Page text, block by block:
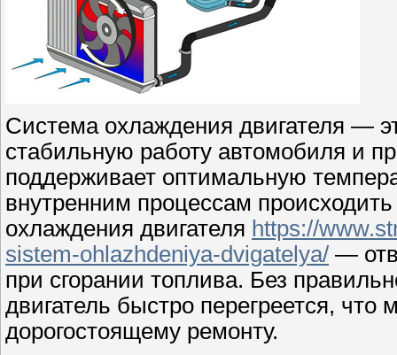
Система охлаждения двигателя —
стабильную работу автомобиля и
поддерживает оптимальную
внутренним процессам
охлаждения двигателя https://
sistem-ohlazhdeniya-dvigatelya/ —
при сгорании топлива. Без
двигатель быстро перегреется,
дорогостоящему ремонту.